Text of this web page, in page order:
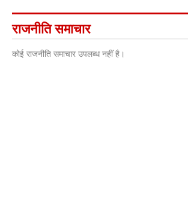
राजनीति समाचार
कोई राजनीति समाचार उपलब्ध नहीं है।